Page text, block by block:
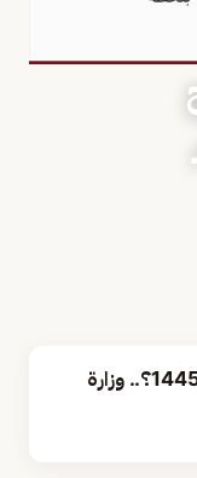
متى ينتهي التسجيل في الحج لموسم 1445؟.. وزارة